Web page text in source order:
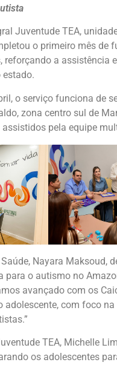
Juventude TEA,
o primeiro mês
reforçando a
estado.
o serviço funciona de
zona centro sul de
pela equipe
Nayara Maksoud,
para o autismo no
avançado com os
com foco
TEA, Michelle
os adolescentes